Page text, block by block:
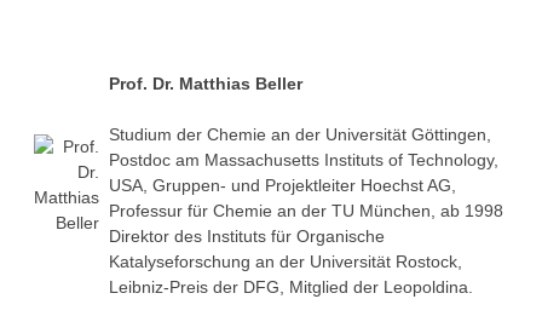
Prof. Dr. Matthias Beller
Studium der Chemie an der Universität Göttingen,
Postdoc am Massachusetts Instituts of Technology,
USA, Gruppen- und Projektleiter Hoechst AG,
Professur für Chemie an der TU München, ab 1998
Direktor des Instituts für Organische
Katalyseforschung an der Universität Rostock,
Leibniz-Preis der DFG, Mitglied der Leopoldina.